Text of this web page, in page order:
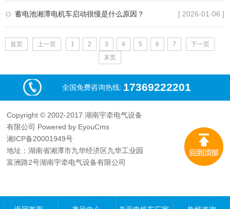
蓄电池湘潭电机车启动很慢是什么原因？ [ 2026-01-06 ]
首页 上一页 1 2 3 4 5 6 7
下一页
末页
全国免费咨询热线: 17369222201
Copyright © 2002-2017 湖南宇牵电气设备
有限公司 Powered by EyouCms
湘ICP备20001949号
地址：湖南省湘潭市九华经济区九华工业园
富洲路2号湖南宇牵电气设备有限公司